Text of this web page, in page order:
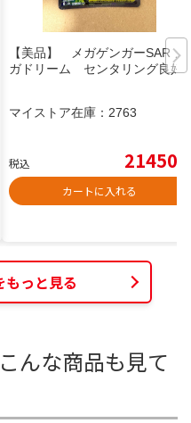
【美品】 メガゲンガーSAR メ
ガドリーム センタリング良好
マイストア在庫： 2763
税込 21450
カートに入れる
もっと見る
んな商品も見て